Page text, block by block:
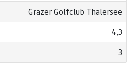
Grazer Golfclub Thalersee
4,3
3